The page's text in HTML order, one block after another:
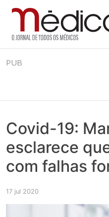
to
Jornal Médico
Médico – O Jornal de
realmente contam! Tudo o
PUB
Covid-19:
esclarece
com falhas
17 jul 2020